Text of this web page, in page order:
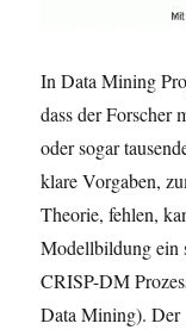
In Data Mining
dass der Forscher
oder sogar
klare Vorgaben,
Theorie, fehlen,
Modellbildung ein
CRISP-DM
Data Mining).